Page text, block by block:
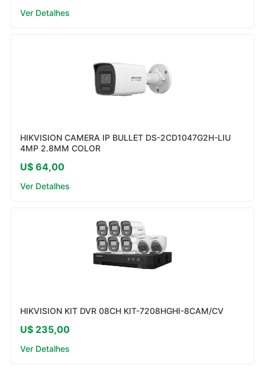
Ver Detalhes
HIKVISION CAMERA IP BULLET DS-2CD1047G2H-LIU
4MP 2.8MM COLOR
U$ 64,00
Ver Detalhes
HIKVISION KIT DVR 08CH KIT-7208HGHI-8CAM/CV
U$ 235,00
Ver Detalhes